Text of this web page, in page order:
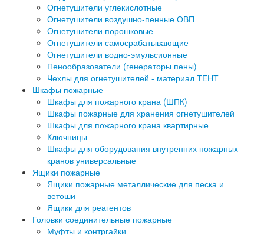
Огнетушители углекислотные
Огнетушители воздушно-пенные ОВП
Огнетушители порошковые
Огнетушители самосрабатывающие
Огнетушители водно-эмульсионные
Пенообразователи (генераторы пены)
Чехлы для огнетушителей - материал ТЕНТ
Шкафы пожарные
Шкафы для пожарного крана (ШПК)
Шкафы пожарные для хранения огнетушителей
Шкафы для пожарного крана квартирные
Ключницы
Шкафы для оборудования внутренних пожарных
кранов универсальные
Ящики пожарные
Ящики пожарные металлические для песка и
ветоши
Ящики для реагентов
Головки соединительные пожарные
Муфты и контргайки